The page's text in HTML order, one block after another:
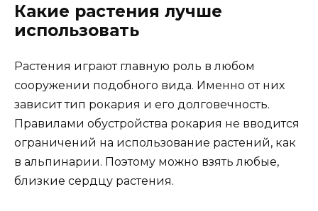
Какие растения лучше
использовать
Растения играют главную роль в любом
сооружении подобного вида. Именно от них
зависит тип рокария и его долговечность.
Правилами обустройства рокария не вводится
ограничений на использование растений, как
в альпинарии. Поэтому можно взять любые,
близкие сердцу растения.